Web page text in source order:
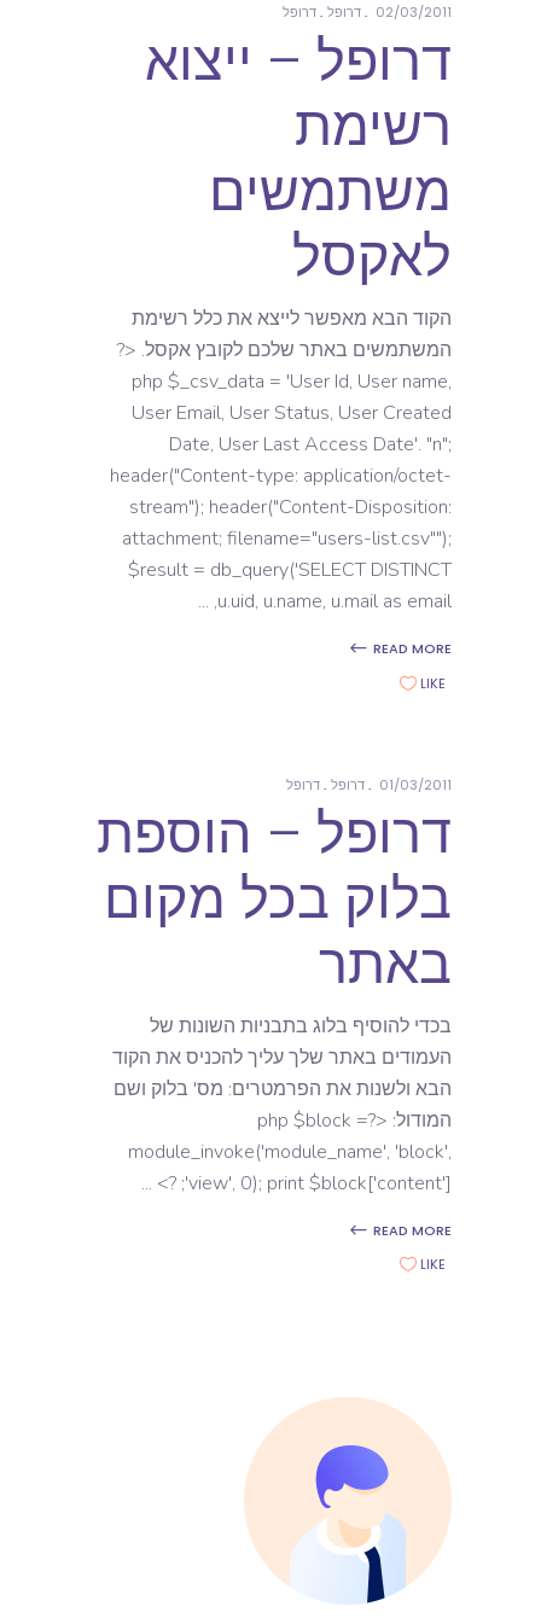
02/03/2011 דרופל דרופל
דרופל – ייצוא
רשימת
משתמשים
לאקסל
הקוד הבא מאפשר לייצא את כלל רשימת
המשתמשים באתר שלכם לקובץ אקסל. <?
php $_csv_data = 'User Id, User name,
User Email, User Status, User Created
Date, User Last Access Date'. "n";
header("Content-type: application/octet-
stream"); header("Content-Disposition:
attachment; filename="users-list.csv"");
$result = db_query('SELECT DISTINCT
u.uid, u.name, u.mail as email,
READ MORE
LIKE
01/03/2011 דרופל דרופל
דרופל – הוספת
בלוק בכל מקום
באתר
בכדי להוסיף בלוג בתבניות השונות של
העמודים באתר שלך עליך להכניס את הקוד
הבא ולשנות את הפרמטרים: מס' בלוק ושם
המודול: <?php $block =
module_invoke('module_name', 'block',
'view', 0); print $block['content']; ?>
READ MORE
LIKE